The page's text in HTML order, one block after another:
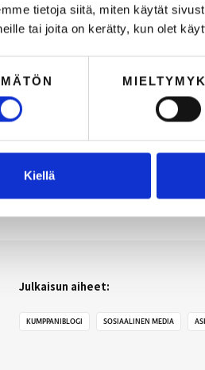
tietoja siitä, miten käytät
tai joita on kerätty, kun olet
Kiellä
Retrieverin vinkit sosiaalisen
tallenteelta!
Julkaisun aiheet:
KUMPPANIBLOGI SOSIAALINEN MEDIA